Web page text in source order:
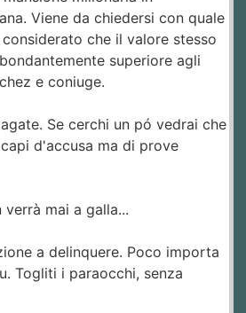
Viene da chiedersi con quale
che il valore stesso
superiore agli
e coniuge.
Se cerchi un pó vedrai che
d'accusa ma di prove
mai a galla...
a delinquere. Poco importa
Togliti i paraocchi, senza